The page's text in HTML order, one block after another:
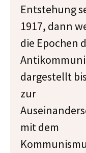
Entstehung
1917, dann
die Epochen
dargestellt
zur
mit dem